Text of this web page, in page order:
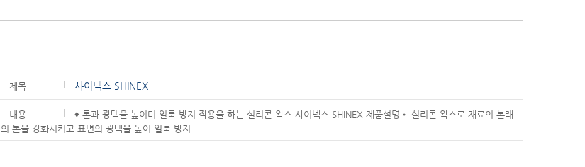
제목 샤이넥스 SHINEX
내용
♦ 톤과 광택을 높이며 얼룩 방지 작용을 하는 실리콘 왁스 샤이넥스 SHINEX 제품설명• 실리콘 왁스로 재료의 본래
의 톤을 강화시키고 표면의 광택을 높여 얼룩 방지 ..